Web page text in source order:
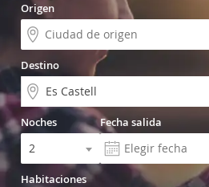
Origen
Destino
Noches Fecha salida
Habitaciones